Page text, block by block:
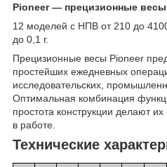
Pioneer — прецизионные весы
12 моделей с НПВ от 210 до
до 0,1 г.
Прецизионные весы Pioneer
простейших ежедневных
исследовательских,
Оптимальная комбинация
простота конструкции делают
в работе.
Технические